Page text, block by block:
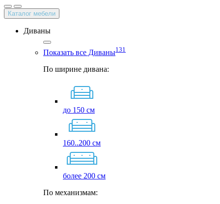
Каталог мебели
Диваны
Показать все Диваны131
По ширине дивана:
до 150 см
160..200 см
более 200 см
По механизмам: